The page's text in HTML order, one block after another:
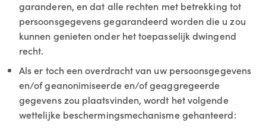
garanderen, en dat alle rechten met betrekking tot
persoonsgegevens gegarandeerd worden die u zou
kunnen genieten onder het toepasselijk dwingend
recht.
Als er toch een overdracht van uw persoonsgegevens
en/of geanonimiseerde en/of geaggregeerde
gegevens zou plaatsvinden, wordt het volgende
wettelijke beschermingsmechanisme gehanteerd: